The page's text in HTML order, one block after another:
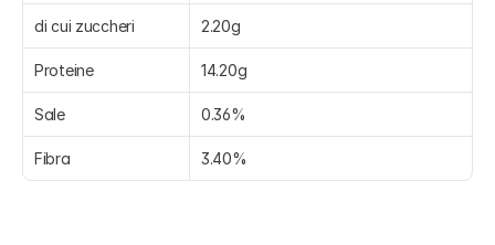
di cui zuccheri 2.20g
Proteine 14.20g
Sale 0.36%
Fibra 3.40%